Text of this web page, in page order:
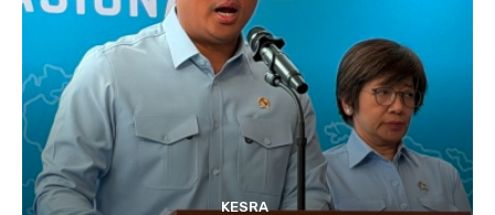
KESRA